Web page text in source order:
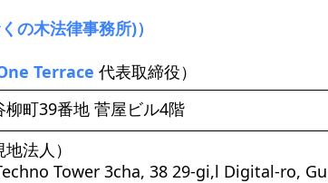
の木法律事務所)）
Terrace 代表取締役）
町39番地 菅屋ビル4階
法人）
Tower 3cha, 38 29-gi,l Digital-ro,